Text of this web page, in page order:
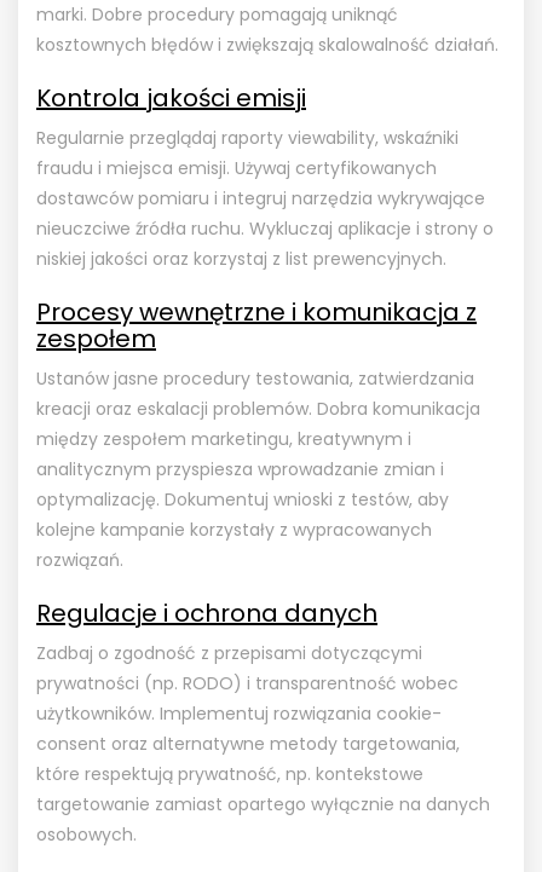
marki. Dobre procedury pomagają uniknąć
kosztownych błędów i zwiększają skalowalność działań.
Kontrola jakości emisji
Regularnie przeglądaj raporty viewability, wskaźniki
fraudu i miejsca emisji. Używaj certyfikowanych
dostawców pomiaru i integruj narzędzia wykrywające
nieuczciwe źródła ruchu. Wykluczaj aplikacje i strony o
niskiej jakości oraz korzystaj z list prewencyjnych.
Procesy wewnętrzne i komunikacja z
zespołem
Ustanów jasne procedury testowania, zatwierdzania
kreacji oraz eskalacji problemów. Dobra komunikacja
między zespołem marketingu, kreatywnym i
analitycznym przyspiesza wprowadzanie zmian i
optymalizację. Dokumentuj wnioski z testów, aby
kolejne kampanie korzystały z wypracowanych
rozwiązań.
Regulacje i ochrona danych
Zadbaj o zgodność z przepisami dotyczącymi
prywatności (np. RODO) i transparentność wobec
użytkowników. Implementuj rozwiązania cookie-
consent oraz alternatywne metody targetowania,
które respektują prywatność, np. kontekstowe
targetowanie zamiast opartego wyłącznie na danych
osobowych.